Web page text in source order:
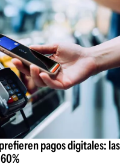
pagos digitales: las